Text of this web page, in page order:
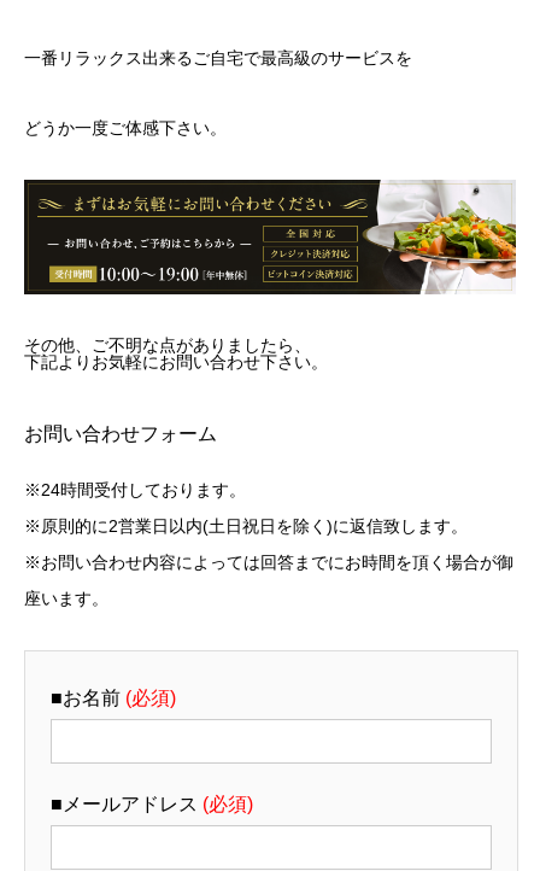
一番リラックス出来るご自宅で最高級のサービスを
どうか一度ご体感下さい。
その他、ご不明な点がありましたら、
下記よりお気軽にお問い合わせ下さい。
お問い合わせフォーム
※24時間受付しております。
※原則的に2営業日以内(土日祝日を除く)に返信致します。
※お問い合わせ内容によっては回答までにお時間を頂く場合が御
座います。
■お名前 (必須)
■メールアドレス (必須)